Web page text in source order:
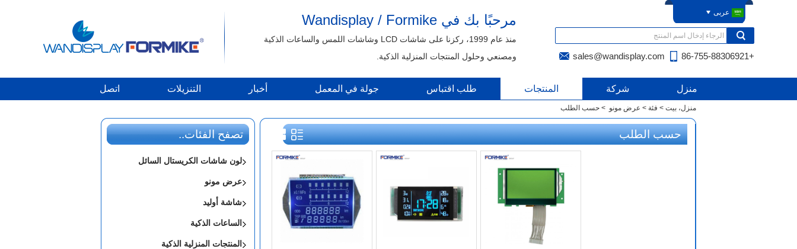
مرحبًا بك في Wandisplay / Formike
منذ عام 1999، ركزنا على شاشات LCD وشاشات اللمس والساعات الذكية
ومصنعي وحلول المنتجات المنزلية الذكية.
عربى
+86-755-88306921
sales@wandisplay.com
منزل شركة المنتجات طلب اقتباس جولة في المعمل أخبار التنزيلات اتصل
منزل، بيت > فئة > عرض مونو > حسب الطلب
تصفح الفئات..
لون شاشات الكريستال السائل
عرض مونو
شاشة أوليد
الساعات الذكية
المنتجات المنزلية الذكية
حسب الطلب